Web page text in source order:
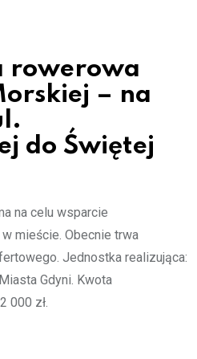
rowerowa
– na
do Świętej
na celu wsparcie
mieście. Obecnie trwa
Jednostka realizująca:
Gdyni. Kwota
000 zł.